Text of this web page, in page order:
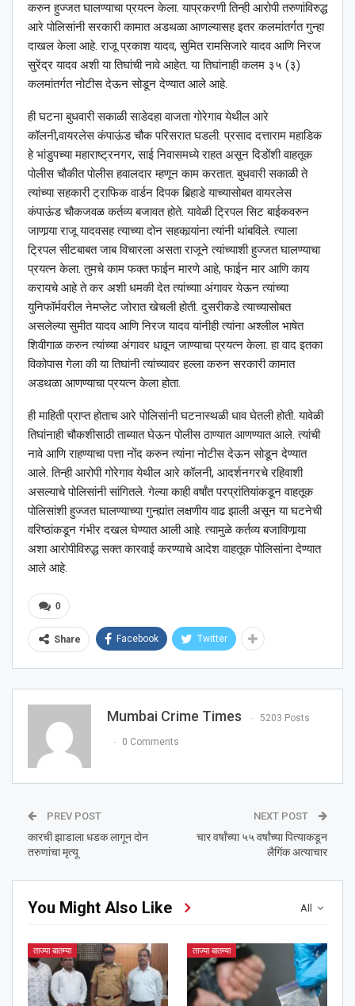
करुन हुज्जत घालण्याचा प्रयत्न केला. याप्रकरणी तिन्ही आरोपी तरुणांविरुद्ध
आरे पोलिसांनी सरकारी कामात अडथळा आणल्यासह इतर कलमांतर्गत गुन्हा
दाखल केला आहे. राजू प्रकाश यादव, सुमित रामसिजारे यादव आणि निरज
सुरेंद्र यादव अशी या तिघांची नावे आहेत. या तिघांनाही कलम ३५ (३)
कलमांतर्गत नोटीस देऊन सोडून देण्यात आले आहे.
ही घटना बुधवारी सकाळी साडेदहा वाजता गोरेगाव येथील आरे
कॉलनी,वायरलेस कंपाऊंड चौक परिसरात घडली. प्रसाद दत्ताराम महाडिक
हे भांडुपच्या महाराष्ट्रनगर, साई निवासमध्ये राहत असून दिडोंशी वाहतूक
पोलीस चौकीत पोलीस हवालदार म्हणून काम करतात. बुधवारी सकाळी ते
त्यांच्या सहकारी ट्राफिक वार्डन दिपक बिर्‍हाडे याच्यासोबत वायरलेस
कंपाऊंड चौकजवळ कर्तव्य बजावत होते. यावेळी ट्रिपल सिट बाईकवरुन
जाणार्‍या राजू यादवसह त्याच्या दोन सहकार्‍यांना त्यांनी थांबविले. त्याला
ट्रिपल सीटबाबत जाब विचारला असता राजूने त्यांच्याशी हुज्जत घालण्याचा
प्रयत्न केला. तुमचे काम फक्त फाईन मारणे आहे, फाईन मार आणि काय
करायचे आहे ते कर अशी धमकी देत त्यांच्याा अंगावर येऊन त्यांच्या
युनिफॉर्मवरील नेमप्लेट जोरात खेचली होती. दुसरीकडे त्याच्यासोबत
असलेल्या सुमीत यादव आणि निरज यादव यांनीही त्यांना अश्‍लील भाषेत
शिवीगाळ करुन त्यांच्या अंगावर धावून जाण्याचा प्रयत्न केला. हा वाद इतका
विकोपास गेला की या तिघांनी त्यांच्यावर हल्ला करुन सरकारी कामात
अडथळा आणण्याचा प्रयत्न केला होता.
ही माहिती प्राप्त होताच आरे पोलिसांनी घटनास्थळी धाव घेतली होती. यावेळी
तिघांनाही चौकशीसाठी ताब्यात घेऊन पोलीस ठाण्यात आणण्यात आले. त्यांची
नावे आणि राहण्याचा पत्ता नोंद करुन त्यांना नोटीस देऊन सोडून देण्यात
आले. तिन्ही आरोपी गोरेगाव येथील आरे कॉलनी, आदर्शनगरचे रहिवाशी
असल्याचे पोलिसांनी सांगितले. गेल्या काही वर्षांत परप्रांतियांकडून वाहतूक
पोलिसांशी हुज्जत घालण्याच्या गुन्ह्यांत लक्षणीय वाढ झाली असून या घटनेची
वरिष्ठांकडून गंभीर दखल घेण्यात आली आहे. त्यामुळे कर्तव्य बजाविणार्‍या
अशा आरोपीविरुद्ध सक्त कारवाई करण्याचे आदेश वाहतूक पोलिसांना देण्यात
आले आहे.
0
Share Facebook Twitter
Mumbai Crime Times 5203 Posts
0 Comments
PREV POST
कारची झाडाला धडक लागून दोन
तरुणांचा मृत्यू
NEXT POST
चार वर्षांच्या ५५ वर्षांच्या पित्याकडून
लैगिंक अत्याचार
All
You Might Also Like
ताज्या बातम्या ताज्या बातम्या